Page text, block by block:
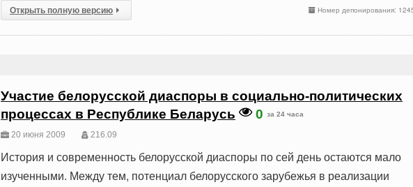
Номер депонирования:
Открыть полную версию
Участие белорусской диаспоры в социально-политических
процессах в Республике Беларусь
0 за 24 часа
20 июня 2009 216.09
История и современность белорусской диаспоры по сей день остаются мало
изученными. Между тем, потенциал белорусского зарубежья в реализации